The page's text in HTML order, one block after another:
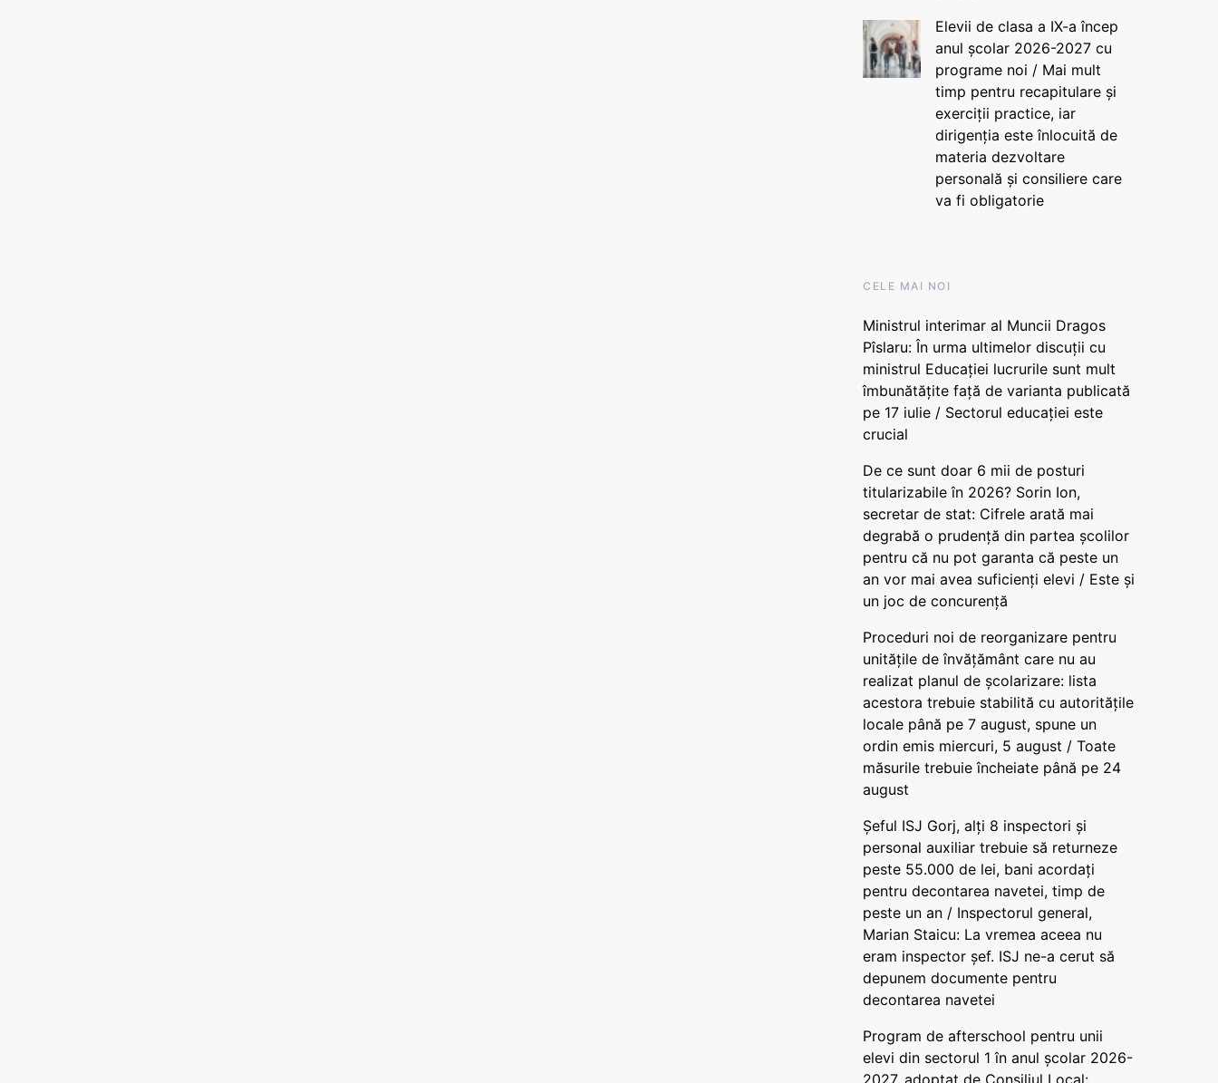
Elevii de clasa a IX-a încep
anul școlar 2026-2027 cu
programe noi / Mai mult
timp pentru recapitulare și
exerciții practice, iar
dirigenția este înlocuită de
materia dezvoltare
personală și consiliere care
va fi obligatorie
CELE MAI NOI
Ministrul interimar al Muncii Dragos
Pîslaru: În urma ultimelor discuții cu
ministrul Educației lucrurile sunt mult
îmbunătățite față de varianta publicată
pe 17 iulie / Sectorul educației este
crucial
De ce sunt doar 6 mii de posturi
titularizabile în 2026? Sorin Ion,
secretar de stat: Cifrele arată mai
degrabă o prudență din partea școlilor
pentru că nu pot garanta că peste un
an vor mai avea suficienți elevi / Este și
un joc de concurență
Proceduri noi de reorganizare pentru
unitățile de învățământ care nu au
realizat planul de școlarizare: lista
acestora trebuie stabilită cu autoritățile
locale până pe 7 august, spune un
ordin emis miercuri, 5 august / Toate
măsurile trebuie încheiate până pe 24
august
Șeful ISJ Gorj, alți 8 inspectori și
personal auxiliar trebuie să returneze
peste 55.000 de lei, bani acordați
pentru decontarea navetei, timp de
peste un an / Inspectorul general,
Marian Staicu: La vremea aceea nu
eram inspector șef. ISJ ne-a cerut să
depunem documente pentru
decontarea navetei
Program de afterschool pentru unii
elevi din sectorul 1 în anul școlar 2026-
2027, adoptat de Consiliul Local: